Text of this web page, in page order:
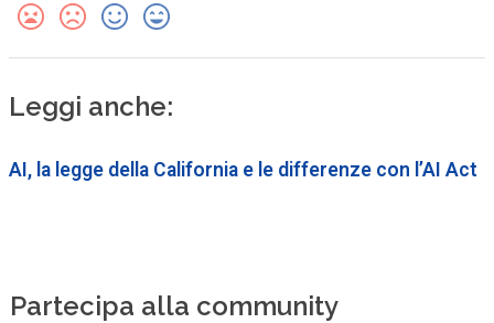
Leggi anche:
AI, la legge della California e le differenze con l’AI Act
Partecipa alla community